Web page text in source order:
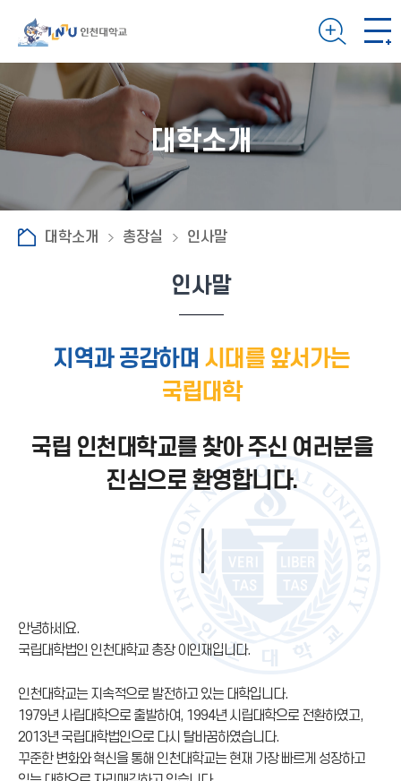
대학소개
대학소개 총장실 인사말
인사말
지역과 공감하며 시대를 앞서가는
국립대학
국립 인천대학교를 찾아 주신 여러분을
진심으로 환영합니다.
안녕하세요.
국립대학법인 인천대학교 총장 이인재입니다.
인천대학교는 지속적으로 발전하고 있는 대학입니다.
1979년 사립대학으로 출발하여, 1994년 시립대학으로 전환하였고,
2013년 국립대학법인으로 다시 탈바꿈하였습니다.
꾸준한 변화와 혁신을 통해 인천대학교는 현재 가장 빠르게 성장하고